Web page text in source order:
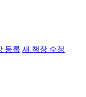
등록 새 책장 수정